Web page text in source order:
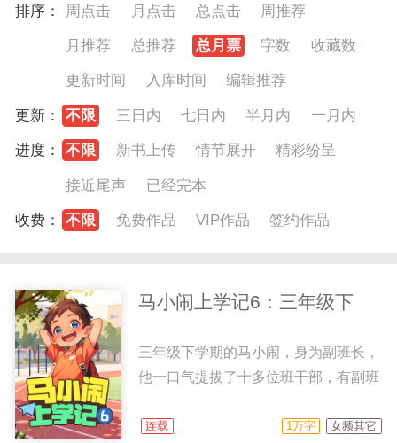
排序：
周点击 月点击 总点击
周推荐
月推荐
总推荐 总月票 字数
收藏数
更新时间
入库时间
编辑推荐
更新：
不限 三日内 七日内 半月内
一月内
进度：
不限 新书上传 情节展开
精彩纷呈
接近尾声
已经完本
收费：
不限 免费作品 VIP作品 签约作品
马小闹上学记6：三年级下
三年级下学期的马小闹，身为副班长，
他一口气提拔了十多位班干部，有副班
的“通信管理处处长”、有负责开灯关灯
连载 1万字 女频其它